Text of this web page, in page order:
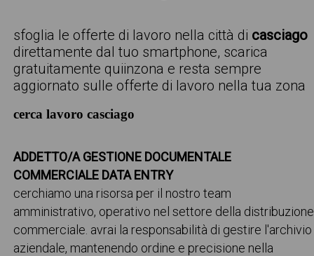
sfoglia le offerte di lavoro nella città di casciago
direttamente dal tuo smartphone, scarica
gratuitamente quiinzona e resta sempre
aggiornato sulle offerte di lavoro nella tua zona
cerca lavoro casciago
ADDETTO/A GESTIONE DOCUMENTALE
COMMERCIALE DATA ENTRY
cerchiamo una risorsa per il nostro team
amministrativo, operativo nel settore della distribuzione
commerciale. avrai la responsabilità di gestire l'archivio
aziendale, mantenendo ordine e precisione nella